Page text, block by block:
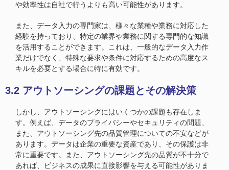
や効率性は自社で行うよりも高い可能性があります。
また、データ入力の専門家は、様々な業種や業務に対応した
経験を持っており、特定の業界や業務に関する専門的な知識
を活用することができます。これは、一般的なデータ入力作
業だけでなく、特殊な要求や条件に対応するための高度なス
キルを必要とする場合に特に有効です。
3.2 アウトソーシングの課題とその解決策
しかし、アウトソーシングにはいくつかの課題も存在しま
す。例えば、データのプライバシーやセキュリティの問題、
また、アウトソーシング先の品質管理についての不安などが
あります。データは企業の重要な資産であり、その保護は非
常に重要です。また、アウトソーシング先の品質が不十分で
あれば、ビジネスの成果に直接影響を与える可能性がありま